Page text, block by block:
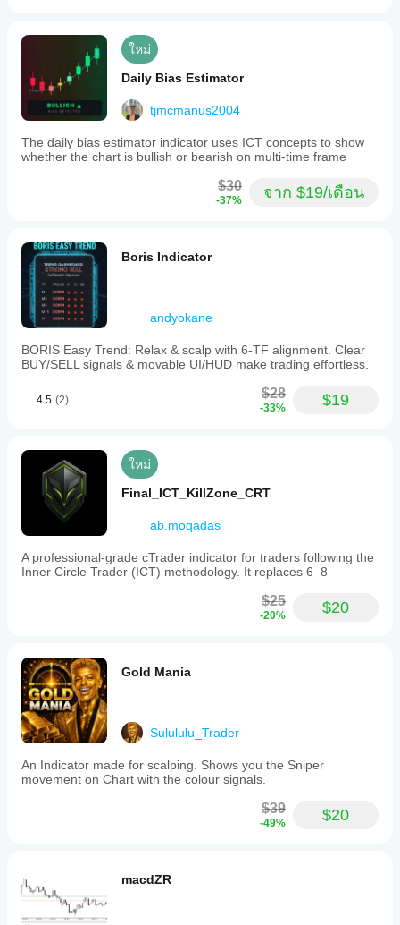
ใหม่
Daily Bias Estimator
tjmcmanus2004
The daily bias estimator indicator uses ICT concepts to show
whether the chart is bullish or bearish on multi-time frame
$30
-37% จาก $19/เดือน
Boris Indicator
andyokane
BORIS Easy Trend: Relax & scalp with 6-TF alignment. Clear
BUY/SELL signals & movable UI/HUD make trading effortless.
4.5 (2) $28
-33% $19
ใหม่
Final_ICT_KillZone_CRT
ab.moqadas
A professional-grade cTrader indicator for traders following the
Inner Circle Trader (ICT) methodology. It replaces 6–8
$25
-20% $20
Gold Mania
Sulululu_Trader
An Indicator made for scalping. Shows you the Sniper
movement on Chart with the colour signals.
$39
-49% $20
macdZR